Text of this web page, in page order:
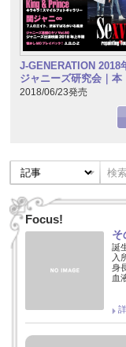
J-GENERATION 2018
ジャニーズ研究会｜本
2018/06/23発売
Focus!
そ
誕
入
身
血